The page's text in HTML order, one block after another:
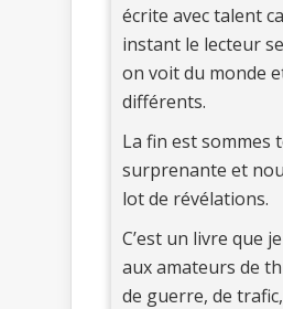
écrite avec talent
instant le lecteur
on voit du monde
différents.
La fin est sommes
surprenante et
lot de révélations.
C’est un livre que
aux amateurs de
de guerre, de